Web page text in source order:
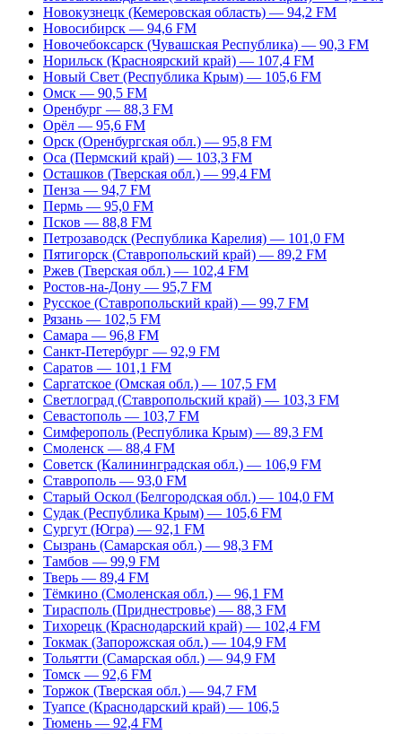
Новокузнецк (Кемеровская область) — 94,2 FM
Новосибирск — 94,6 FM
Новочебоксарск (Чувашская Республика) — 90,3 FM
Норильск (Красноярский край) — 107,4 FM
Новый Свет (Республика Крым) — 105,6 FM
Омск — 90,5 FM
Оренбург — 88,3 FM
Орёл — 95,6 FM
Орск (Оренбургская обл.) — 95,8 FM
Оса (Пермский край) — 103,3 FM
Осташков (Тверская обл.) — 99,4 FM
Пенза — 94,7 FM
Пермь — 95,0 FM
Псков — 88,8 FM
Петрозаводск (Республика Карелия) — 101,0 FM
Пятигорск (Ставропольский край) — 89,2 FM
Ржев (Тверская обл.) — 102,4 FM
Ростов-на-Дону — 95,7 FM
Русское (Ставропольский край) — 99,7 FM
Рязань — 102,5 FM
Самара — 96,8 FM
Санкт-Петербург — 92,9 FM
Саратов — 101,1 FM
Саргатское (Омская обл.) — 107,5 FM
Светлоград (Ставропольский край) — 103,3 FM
Севастополь — 103,7 FM
Симферополь (Республика Крым) — 89,3 FM
Смоленск — 88,4 FM
Советск (Калининградская обл.) — 106,9 FM
Ставрополь — 93,0 FM
Старый Оскол (Белгородская обл.) — 104,0 FM
Судак (Республика Крым) — 105,6 FM
Сургут (Югра) — 92,1 FM
Сызрань (Самарская обл.) — 98,3 FM
Тамбов — 99,9 FM
Тверь — 89,4 FM
Тёмкино (Смоленская обл.) — 96,1 FM
Тирасполь (Приднестровье) — 88,3 FM
Тихорецк (Краснодарский край) — 102,4 FM
Токмак (Запорожская обл.) — 104,9 FM
Тольятти (Самарская обл.) — 94,9 FM
Томск — 92,6 FM
Торжок (Тверская обл.) — 94,7 FM
Туапсе (Краснодарский край) — 106,5
Тюмень — 92,4 FM